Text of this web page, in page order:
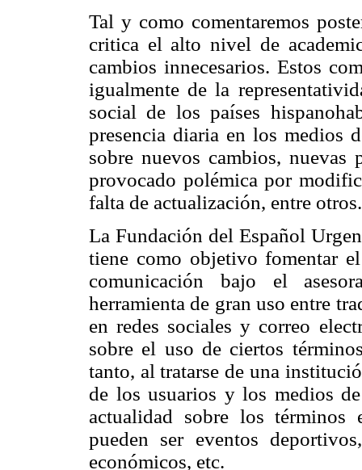
Tal y como comentaremos
critica el alto nivel de
cambios innecesarios. Estos
igualmente de la
social de los países
presencia diaria en los medios
sobre nuevos cambios,
provocado polémica por
falta de actualización, entre otros.
La Fundación del Español
tiene como objetivo fomentar
comunicación bajo el
herramienta de gran uso entre
en redes sociales y correo
sobre el uso de ciertos
tanto, al tratarse de una
de los usuarios y los medios
actualidad sobre los términos
pueden ser eventos
económicos, etc.